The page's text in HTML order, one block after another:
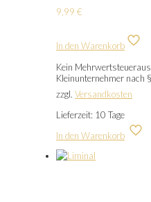
9,99 €
In den Warenkorb
Kein
Kleinunternehmer nach
zzgl. Versandkosten
Lieferzeit: 10 Tage
In den Warenkorb